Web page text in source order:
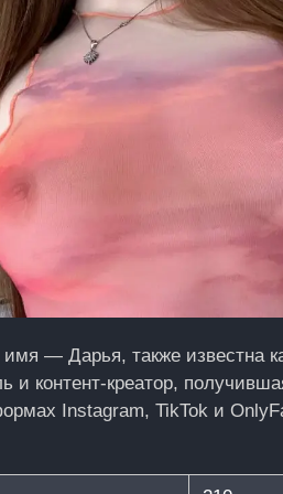
— Дарья, также известна
и контент-креатор,
Instagram, TikTok и